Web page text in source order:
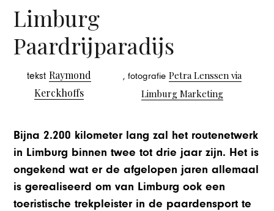
Limburg
Paardrijparadijs
tekst Raymond
Kerckhoffs
, fotografie Petra Lenssen via
Limburg Marketing
Bijna 2.200 kilometer lang zal het routenetwerk
in Limburg binnen twee tot drie jaar zijn. Het is
ongekend wat er de afgelopen jaren allemaal
is gerealiseerd om van Limburg ook een
toeristische trekpleister in de paardensport te